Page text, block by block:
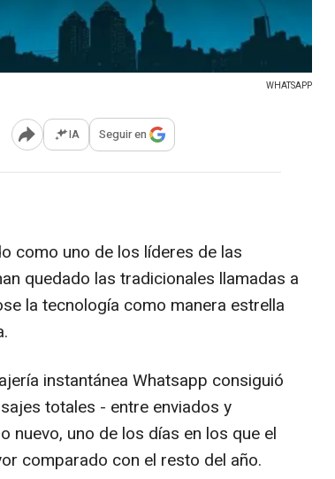
WHATSAPP
Abrir opciones para compartir
IA Seguir en
como uno de los líderes de las
quedado las tradicionales llamadas a
la tecnología como manera estrella
instantánea Whatsapp consiguió
totales - entre enviados y
nuevo, uno de los días en los que el
comparado con el resto del año.